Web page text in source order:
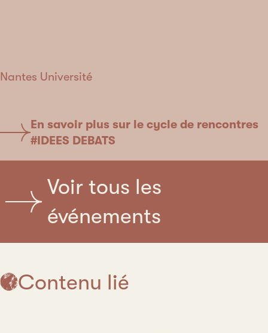
Nantes Université
En savoir plus sur le cycle de rencontres
#IDEES DEBATS
Voir tous les
événements
Contenu lié